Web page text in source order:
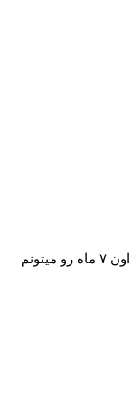
بعد بخاطر تک فرزند بودنش معاف شده آیا اون ۷ ماه رو میتونم